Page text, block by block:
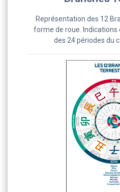
Représentation des 12
forme de roue. Indications
des 24 périodes du